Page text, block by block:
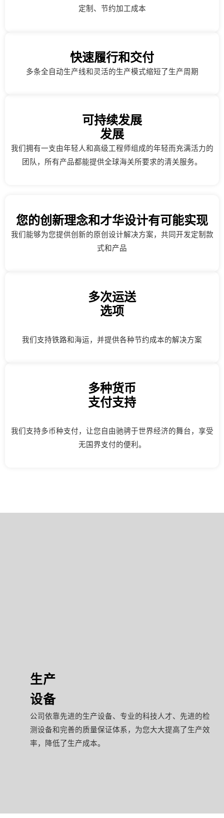
定制、节约加工成本
快速履行和交付
多条全自动生产线和灵活的生产模式缩短了生产周期
可持续发展
发展
我们拥有一支由年轻人和高级工程师组成的年轻而充满活力的
团队，所有产品都能提供全球海关所要求的清关服务。
您的创新理念和才华设计有可能实现
我们能够为您提供创新的原创设计解决方案，共同开发定制款
式和产品
多次运送
选项
我们支持铁路和海运，并提供各种节约成本的解决方案
多种货币
支付支持
我们支持多币种支付，让您自由驰骋于世界经济的舞台，享受
无国界支付的便利。
生产
设备
公司依靠先进的生产设备、专业的科技人才、先进的检
测设备和完善的质量保证体系，为您大大提高了生产效
率，降低了生产成本。